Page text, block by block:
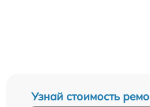
Узнай стоимость